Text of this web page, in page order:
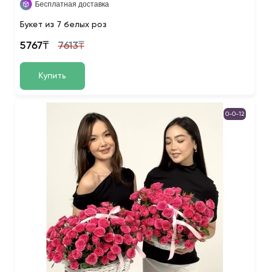
Бесплатная доставка
Букет из 7 белых роз
5767₸ 7613₸
Купить
0-0-12